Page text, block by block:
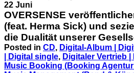
22 Juni
OVERSENSE
(feat. Herma Sick) und
die Dualität unserer
Posted in CD, Digital-Album |
| Digital single, Digitaler Vertrieb
Music Booking (Booking